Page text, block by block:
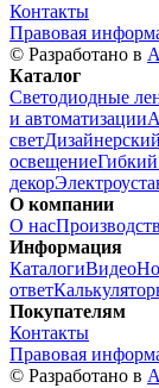
Контакты
Правовая
© Разработано в
Каталог
Светодиодные
и автоматизации
свет
освещение
декор
О компании
О нас
Информация
КаталогиВидео
ответ
Покупателям
Контакты
Правовая
© Разработано в